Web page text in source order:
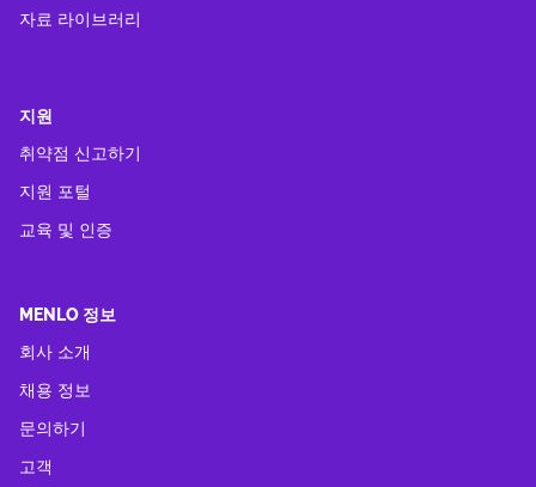
자료 라이브러리
지원
취약점 신고하기
지원 포털
교육 및 인증
MENLO 정보
회사 소개
채용 정보
문의하기
고객